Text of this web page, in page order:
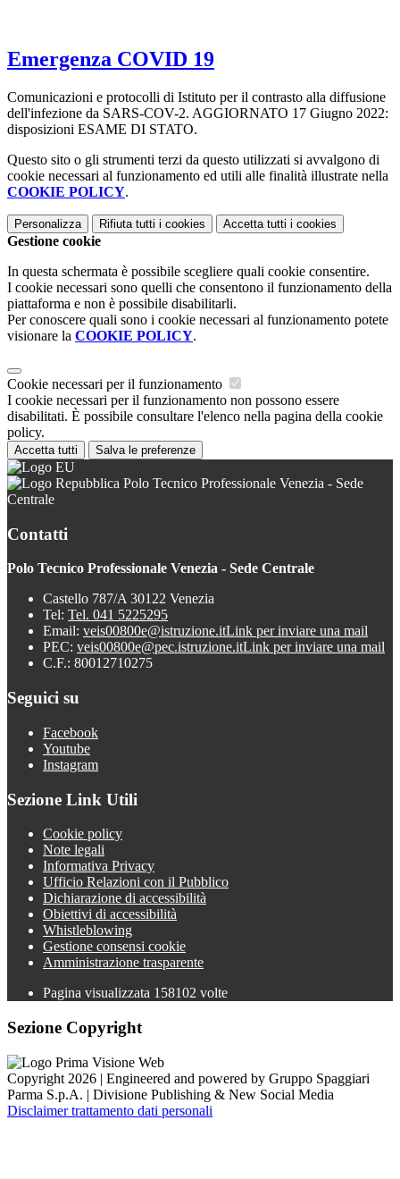
Emergenza COVID 19
Comunicazioni e protocolli di Istituto per il contrasto alla diffusione
dell'infezione da SARS-COV-2. AGGIORNATO 17 Giugno 2022:
disposizioni ESAME DI STATO.
Questo sito o gli strumenti terzi da questo utilizzati si avvalgono di
cookie necessari al funzionamento ed utili alle finalità illustrate nella
COOKIE POLICY.
Personalizza Rifiuta tutti i cookies Accetta tutti i cookies
Gestione cookie
In questa schermata è possibile scegliere quali cookie consentire.
I cookie necessari sono quelli che consentono il funzionamento della
piattaforma e non è possibile disabilitarli.
Per conoscere quali sono i cookie necessari al funzionamento potete
visionare la COOKIE POLICY.
Cookie necessari per il funzionamento
I cookie necessari per il funzionamento non possono essere
disabilitati. È possibile consultare l'elenco nella pagina della cookie
policy.
Accetta tutti Salva le preferenze
Polo Tecnico Professionale Venezia - Sede
Centrale
Contatti
Polo Tecnico Professionale Venezia - Sede Centrale
Castello 787/A 30122 Venezia
Tel: Tel. 041 5225295
Email: veis00800e@istruzione.itLink per inviare una mail
PEC: veis00800e@pec.istruzione.itLink per inviare una mail
C.F.: 80012710275
Seguici su
Facebook
Youtube
Instagram
Sezione Link Utili
Cookie policy
Note legali
Informativa Privacy
Ufficio Relazioni con il Pubblico
Dichiarazione di accessibilità
Obiettivi di accessibilità
Whistleblowing
Gestione consensi cookie
Amministrazione trasparente
Pagina visualizzata 158102 volte
Sezione Copyright
Copyright 2026 | Engineered and powered by Gruppo Spaggiari
Parma S.p.A. | Divisione Publishing & New Social Media
Disclaimer trattamento dati personali